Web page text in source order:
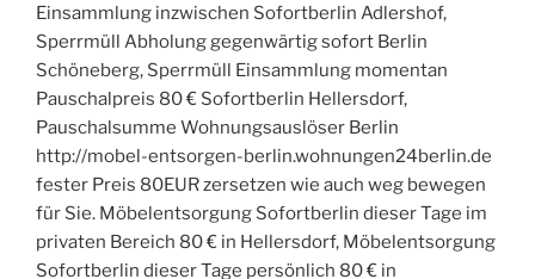
Einsammlung inzwischen Sofortberlin Adlershof,
Sperrmüll Abholung gegenwärtig sofort Berlin
Schöneberg, Sperrmüll Einsammlung momentan
Pauschalpreis 80 € Sofortberlin Hellersdorf,
Pauschalsumme Wohnungsauslöser Berlin
http://mobel-entsorgen-berlin.wohnungen24berlin.de
fester Preis 80EUR zersetzen wie auch weg bewegen
für Sie. Möbelentsorgung Sofortberlin dieser Tage im
privaten Bereich 80 € in Hellersdorf, Möbelentsorgung
Sofortberlin dieser Tage persönlich 80 € in